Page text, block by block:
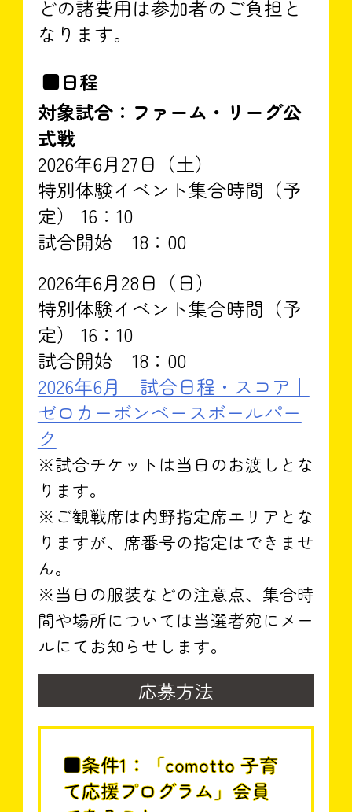
どの諸費用は参加者のご負担と
なります。
■日程
対象試合：ファーム・リーグ公
式戦
2026年6月27日（土）
特別体験イベント集合時間（予
定） 16：10
試合開始 18：00
2026年6月28日（日）
特別体験イベント集合時間（予
定） 16：10
試合開始 18：00
2026年6月｜試合日程・スコア｜
ゼロカーボンベースボールパー
ク
※試合チケットは当日のお渡しとな
ります。
※ご観戦席は内野指定席エリアとな
りますが、席番号の指定はできませ
ん。
※当日の服装などの注意点、集合時
間や場所については当選者宛にメー
ルにてお知らせします。
応募方法
■条件1：「comotto 子育
て応援プログラム」会員